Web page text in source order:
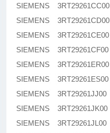
SIEMENS 3RT29261CC00
SIEMENS 3RT29261CD00
SIEMENS 3RT29261CE00
SIEMENS 3RT29261CF00
SIEMENS 3RT29261ER00
SIEMENS 3RT29261ES00
SIEMENS 3RT29261JJ00
SIEMENS 3RT29261JK00
SIEMENS 3RT29261JL00